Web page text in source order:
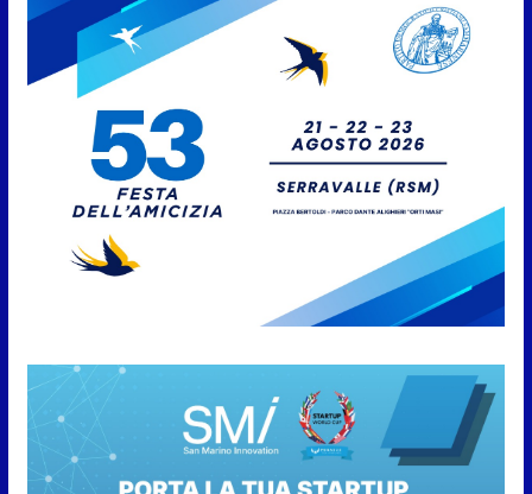
Protezione Civile San Marino.
Incendi boschivi: attivazione
della fase preliminare di
preallarme, dal 3 al 9 agosto
6 Agosto 2026
“San Marino Antiqua –
Leggende e storie del Titano”:
l’inequivocabile successo di
pubblico e di partecipazione